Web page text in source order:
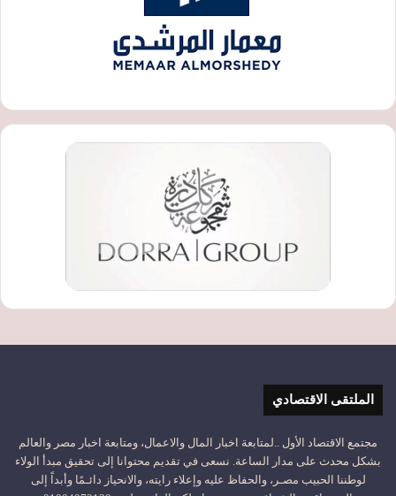
الملتقى الاقتصادي
مجتمع الاقتصاد الأول ..لمتابعة اخبار المال والاعمال، ومتابعة اخبار مصر والعالم
بشكل محدث على مدار الساعة. نسعى في تقديم محتوانا إلى تحقيق مبدأ الولاء
لوطننا الحبيب مصـر، والحفاظ عليه وإعلاء رايته، والانحياز دائـمًا وأبداً إلى